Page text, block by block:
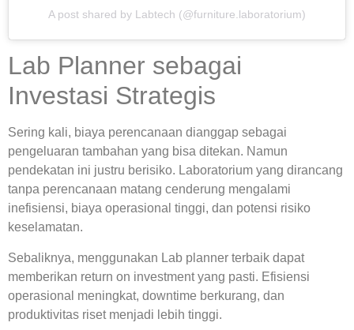
A post shared by Labtech (@furniture.laboratorium)
Lab Planner sebagai
Investasi Strategis
Sering kali, biaya perencanaan dianggap sebagai
pengeluaran tambahan yang bisa ditekan. Namun
pendekatan ini justru berisiko. Laboratorium yang dirancang
tanpa perencanaan matang cenderung mengalami
inefisiensi, biaya operasional tinggi, dan potensi risiko
keselamatan.
Sebaliknya, menggunakan Lab planner terbaik dapat
memberikan return on investment yang pasti. Efisiensi
operasional meningkat, downtime berkurang, dan
produktivitas riset menjadi lebih tinggi.